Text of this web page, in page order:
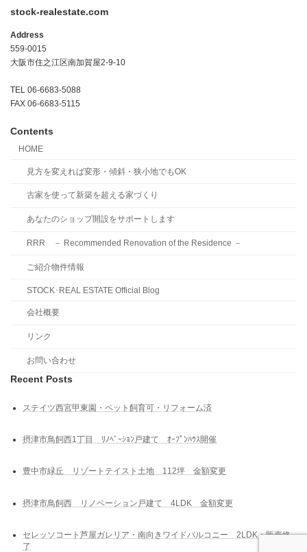
stock-realestate.com
Address
559-0015
大阪市住之江区南加賀屋2-9-10
TEL 06-6683-5088
FAX 06-6683-5115
Contents
HOME
見方を変えれば変形・傾斜・狭小地でもOK
古家を使って新築を超える家づくり
あなたのショップ開設をサポートします
RRR － Recommended Renovation of the Residence －
ご紹介物件情報
STOCK･REAL ESTATE Official Blog
会社概要
リンク
お問い合わせ
Recent Posts
ステイツ西宮甲東園・ペット飼育可・リフォーム済
摂津市鳥飼西1丁目 ﾘﾉﾍﾞｰｼｮﾝ戸建て ｵｰﾌﾟﾝﾊｳｽ開催
豊中市緑丘 リゾートテイスト土地 112坪 金額変更
摂津市鳥飼西 リノベーション戸建て 4LDK 金額変更
セレッソコート芦屋ガレリア・南向きワイドバルコニー 2LDK・販売終
了